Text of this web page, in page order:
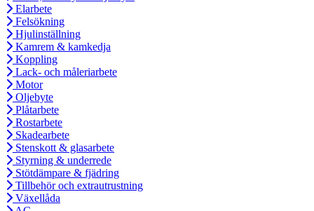
Elarbete
Felsökning
Hjulinställning
Kamrem & kamkedja
Koppling
Lack- och måleriarbete
Motor
Oljebyte
Plåtarbete
Rostarbete
Skadearbete
Stenskott & glasarbete
Styrning & underrede
Stötdämpare & fjädring
Tillbehör och extrautrustning
Växellåda